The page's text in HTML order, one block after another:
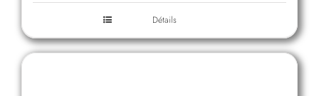
Détails